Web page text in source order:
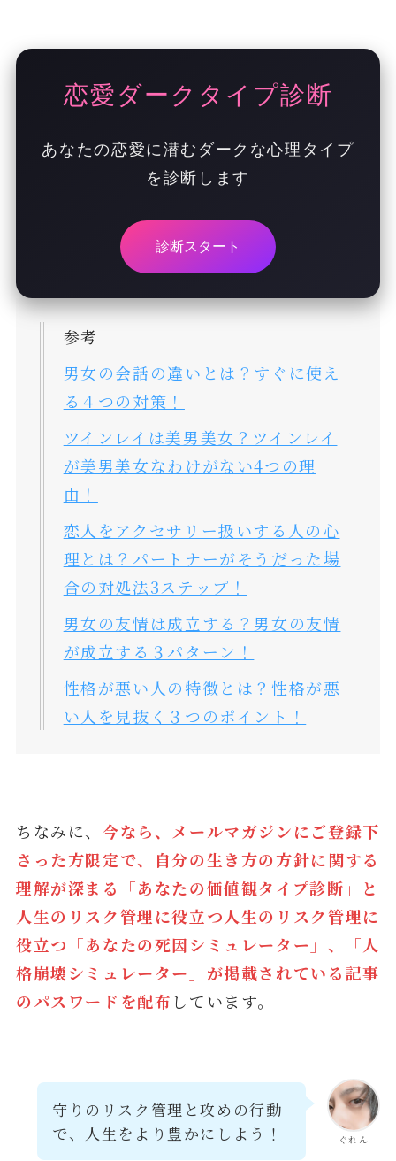
恋愛ダークタイプ診断
あなたの恋愛に潜むダークな心理タイプ
を診断します
診断スタート
参考
男女の会話の違いとは？すぐに使え
る４つの対策！
ツインレイは美男美女？ツインレイ
が美男美女なわけがない4つの理
由！
恋人をアクセサリー扱いする人の心
理とは？パートナーがそうだった場
合の対処法3ステップ！
男女の友情は成立する？男女の友情
が成立する３パターン！
性格が悪い人の特徴とは？性格が悪
い人を見抜く３つのポイント！
ちなみに、 今なら、メールマガジンにご登録下
さった方限定で、自分の生き方の方針に関する
理解が深まる「あなたの価値観タイプ診断」と
人生のリスク管理に役立つ人生のリスク管理に
役立つ「あなたの死因シミュレーター」 、「人
格崩壊シミュレーター 」が掲載されている記事
のパスワードを配布 しています。
ぐれん
守りのリスク管理と攻めの行動
で、人生をより豊かにしよう！